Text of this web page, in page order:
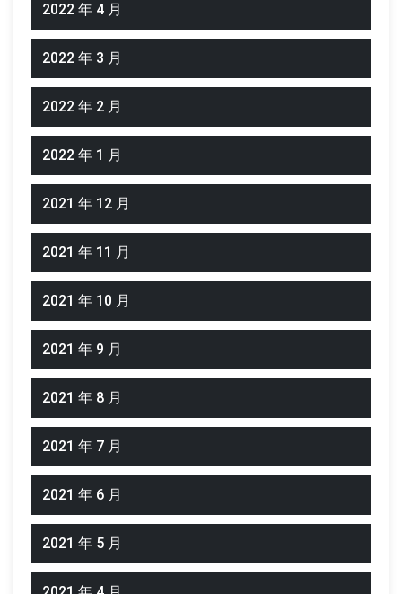
2022 年 4 月
2022 年 3 月
2022 年 2 月
2022 年 1 月
2021 年 12 月
2021 年 11 月
2021 年 10 月
2021 年 9 月
2021 年 8 月
2021 年 7 月
2021 年 6 月
2021 年 5 月